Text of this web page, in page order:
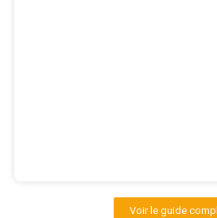
Voir le guide